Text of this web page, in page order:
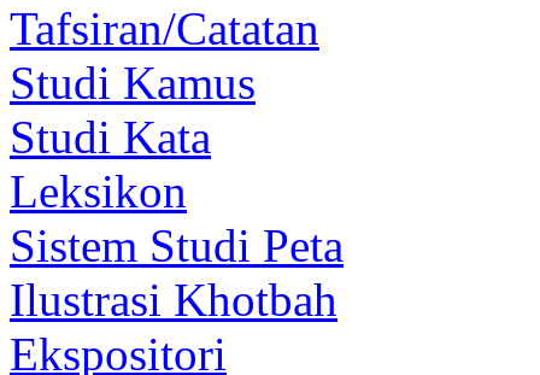
Tafsiran/Catatan
Studi Kamus
Studi Kata
Leksikon
Sistem Studi Peta
Ilustrasi Khotbah
Ekspositori